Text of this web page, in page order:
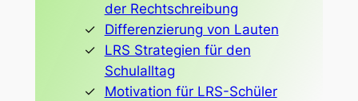
der Rechtschreibung
Differenzierung von Lauten
LRS Strategien für den
Schulalltag
Motivation für LRS-Schüler